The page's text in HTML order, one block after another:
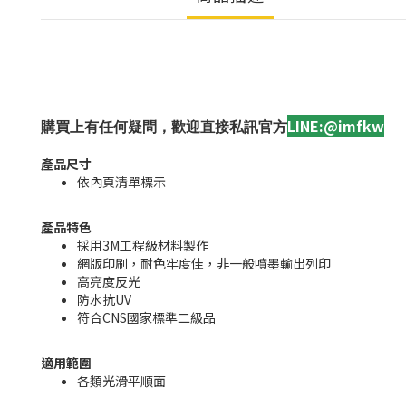
購買上有任何疑問，歡迎直接私訊官方LINE:@imfkw
產品尺寸
依內頁清單標示
產品特色
採用3M工程級材料製作
網版印刷，耐色牢度佳，非一般噴墨輸出列印
高亮度反光
防水抗UV
符合CNS國家標準二級品
適用範圍
各類光滑平順面